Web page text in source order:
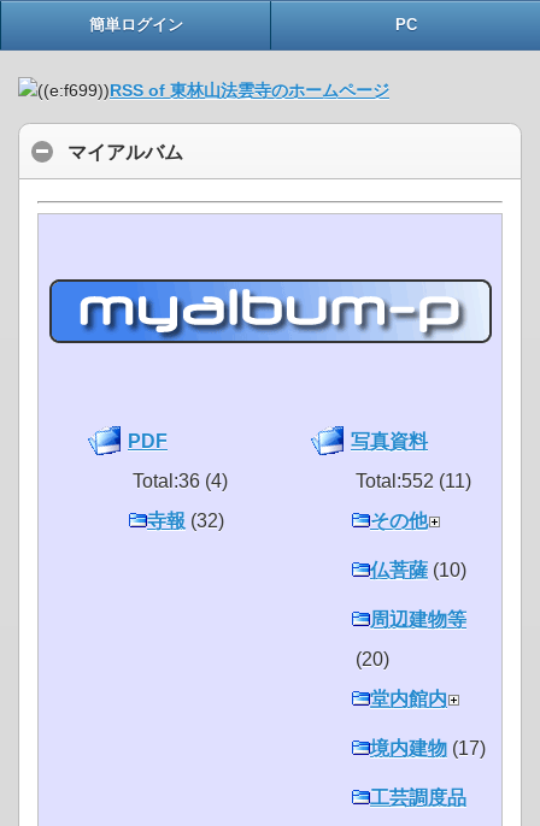
簡単ログイン PC
RSS of 東林山法雲寺のホームページ
マイアルバム
PDF
Total:36 (4)
寺報 (32)
写真資料
Total:552 (11)
その他
仏菩薩 (10)
周辺建物等
(20)
堂内館内
境内建物 (17)
工芸調度品